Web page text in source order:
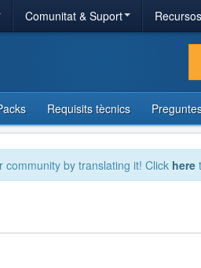
Comunitat & Suport
Requisits tècnics
by translating it! Click here